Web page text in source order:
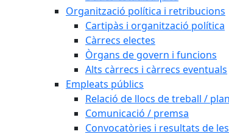
Organització política i retribucions
Cartipàs i organització política
Càrrecs electes
Òrgans de govern i funcions
Alts càrrecs i càrrecs eventuals
Empleats públics
Relació de llocs de treball /
Comunicació / premsa
Convocatòries i resultats de